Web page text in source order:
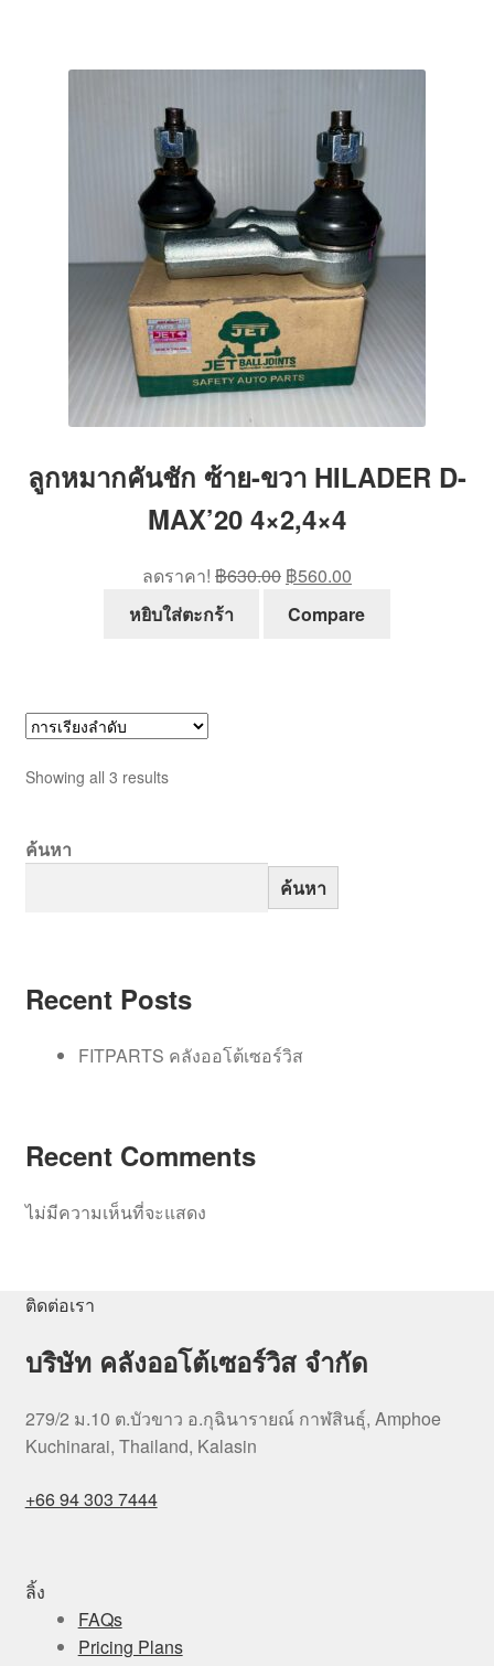
ลูกหมากคันชัก ซ้าย-ขวา HILADER D-
MAX’20 4×2,4×4
ลดราคา! ฿630.00 Original
price
was:
฿560.00
is:
หยิบใส่ตะกร้า Compare
Showing all 3 results
ค้นหา
ค้นหา
Recent Posts
FITPARTS คลังออโต้เซอร์วิส
Recent Comments
ไม่มีความเห็นที่จะแสดง
ติดต่อเรา
บริษัท คลังออโต้เซอร์วิส จำกัด
279/2 ม.10 ต.บัวขาว อ.กุฉินารายณ์ กาฬสินธุ์, Amphoe
Kuchinarai, Thailand, Kalasin
+66 94 303 7444
ลิ้ง
FAQs
Pricing Plans